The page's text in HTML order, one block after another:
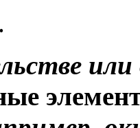
или